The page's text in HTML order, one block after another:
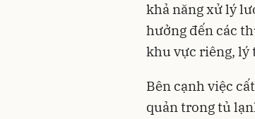
khả năng xử lý
hưởng đến các
khu vực riêng, lý
Bên cạnh việc
quản trong tủ